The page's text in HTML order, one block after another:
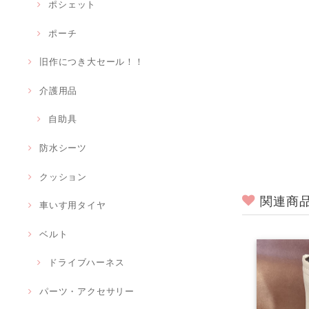
ポシェット
ポーチ
旧作につき大セール！！
介護用品
自助具
防水シーツ
クッション
車いす用タイヤ
ベルト
ドライブハーネス
パーツ・アクセサリー
関連商